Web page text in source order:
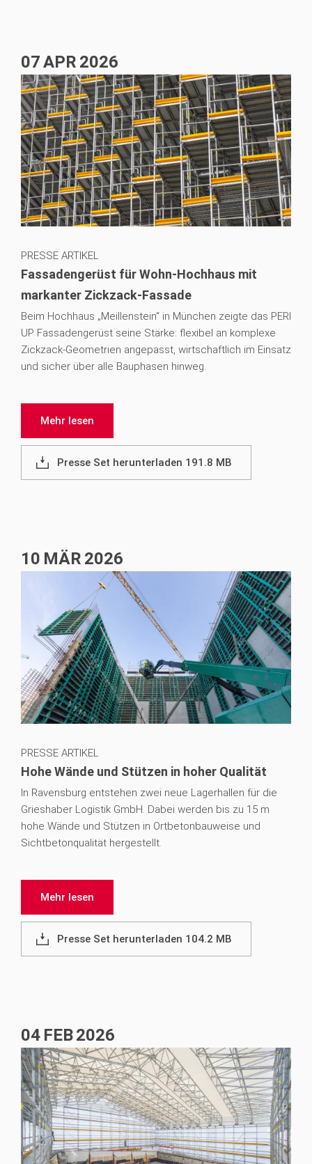
07APR 2026
PRESSE ARTIKEL
Fassadengerüst für Wohn-Hochhaus mit
markanter Zickzack-Fassade
Beim Hochhaus „Meillenstein“ in München zeigte das PERI
UP Fassadengerüst seine Stärke: flexibel an komplexe
Zickzack-Geometrien angepasst, wirtschaftlich im Einsatz
und sicher über alle Bauphasen hinweg.
Mehr lesen
Presse Set herunterladen 191.8 MB
10 MÄR 2026
PRESSE ARTIKEL
Hohe Wände und Stützen in hoher Qualität
In Ravensburg entstehen zwei neue Lagerhallen für die
Grieshaber Logistik GmbH. Dabei werden bis zu 15 m
hohe Wände und Stützen in Ortbetonbauweise und
Sichtbetonqualität hergestellt.
Mehr lesen
Presse Set herunterladen 104.2 MB
04 FEB2026